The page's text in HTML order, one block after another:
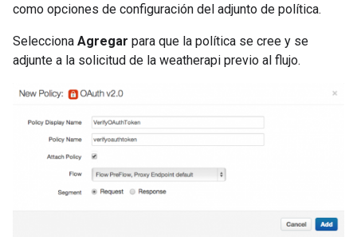
como opciones de configuración del adjunto de política.
Selecciona Agregar para que la política se cree y se
adjunte a la solicitud de la weatherapi previo al flujo.